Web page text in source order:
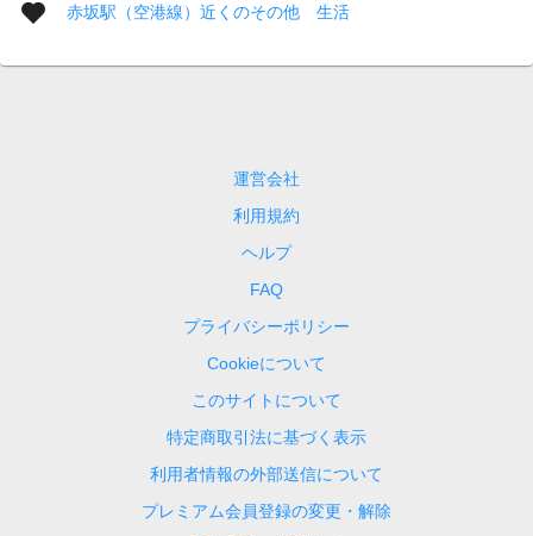
赤坂駅（空港線）近くのその他 生活
運営会社
利用規約
ヘルプ
FAQ
プライバシーポリシー
Cookieについて
このサイトについて
特定商取引法に基づく表示
利用者情報の外部送信について
プレミアム会員登録の変更・解除